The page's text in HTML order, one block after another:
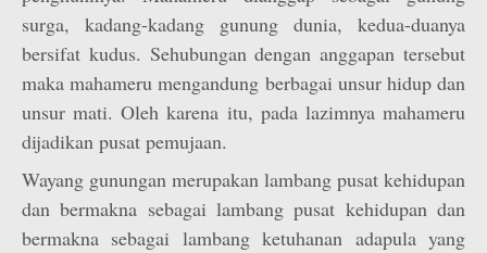
surga, kadang-kadang gunung dunia, kedua-duanya
bersifat kudus. Sehubungan dengan anggapan tersebut
maka mahameru mengandung berbagai unsur hidup dan
unsur mati. Oleh karena itu, pada lazimnya mahameru
dijadikan pusat pemujaan.
Wayang gunungan merupakan lambang pusat kehidupan
dan bermakna sebagai lambang pusat kehidupan dan
bermakna sebagai lambang ketuhanan adapula yang